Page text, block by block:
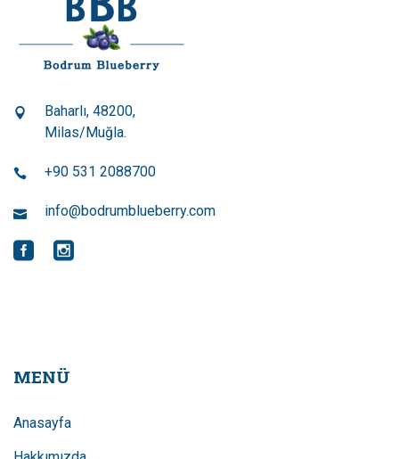
Baharlı, 48200,
Milas/Muğla.
+90 531 2088700
info@bodrumblueberry.com
MENÜ
Anasayfa
Hakkımızda